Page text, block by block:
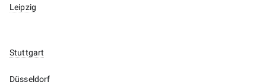
Leipzig
Stuttgart
Düsseldorf